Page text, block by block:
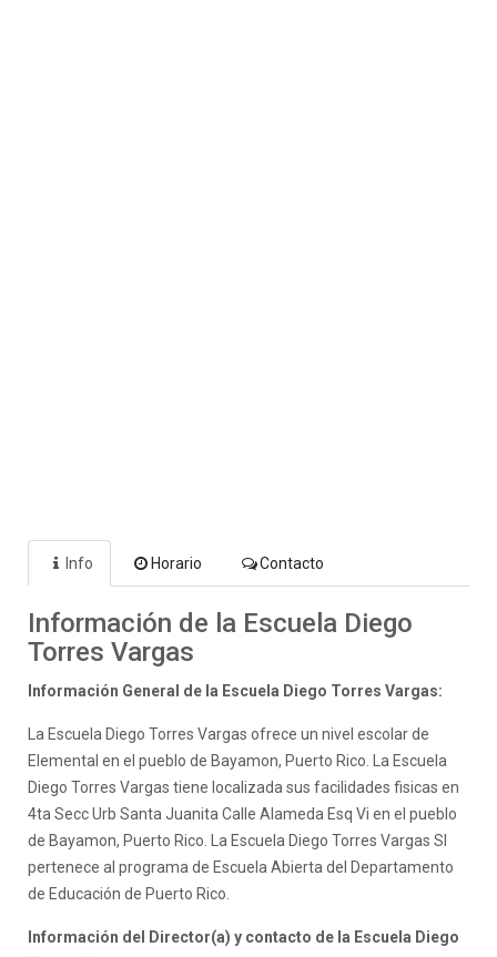
Info Horario Contacto
Información de la Escuela Diego
Torres Vargas
Información General de la Escuela Diego Torres Vargas:
La Escuela Diego Torres Vargas ofrece un nivel escolar de
Elemental en el pueblo de Bayamon, Puerto Rico. La Escuela
Diego Torres Vargas tiene localizada sus facilidades fisicas en
4ta Secc Urb Santa Juanita Calle Alameda Esq Vi en el pueblo
de Bayamon, Puerto Rico. La Escuela Diego Torres Vargas SI
pertenece al programa de Escuela Abierta del Departamento
de Educación de Puerto Rico.
Información del Director(a) y contacto de la Escuela Diego